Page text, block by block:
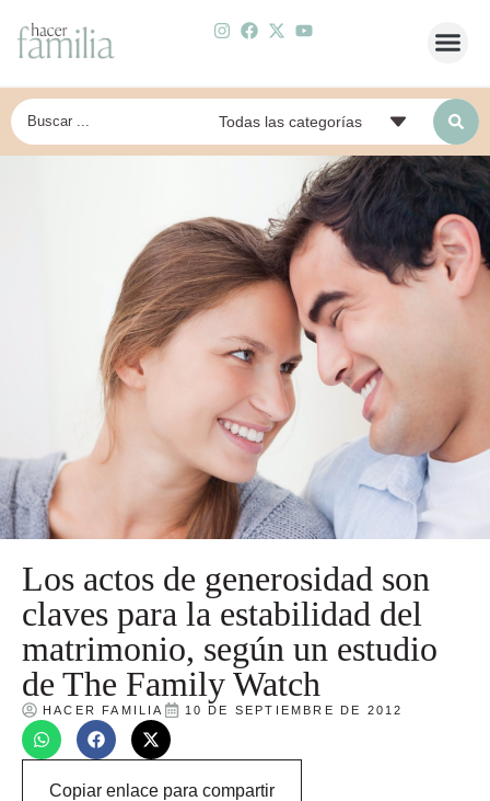
Los actos de generosidad son
claves para la estabilidad del
matrimonio, según un estudio
de The Family Watch
HACER FAMILIA 10 DE SEPTIEMBRE DE 2012
Copiar enlace para compartir